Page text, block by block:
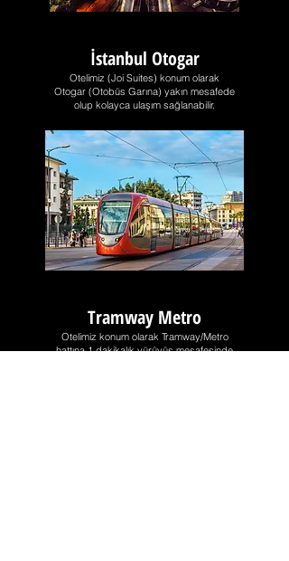
İstanbul Otogar
Otelimiz (Joi Suites) konum olarak
Otogar (Otobüs Garına) yakın mesafede
olup kolayca ulaşım sağlanabilir.
Tramway Metro
Otelimiz konum olarak Tramway/Metro
hattına 1 dakikalık yürüyüş mesafesinde